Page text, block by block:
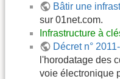
Bâtir une
sur 01net.com.
Infrastructure à
Décret n°
l'horodatage des
voie électronique